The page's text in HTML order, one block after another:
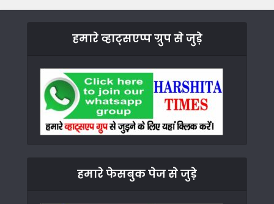
हमारे व्हाट्सएप्प ग्रुप से जुड़े
हमारे फेसबुक पेज से जुड़े